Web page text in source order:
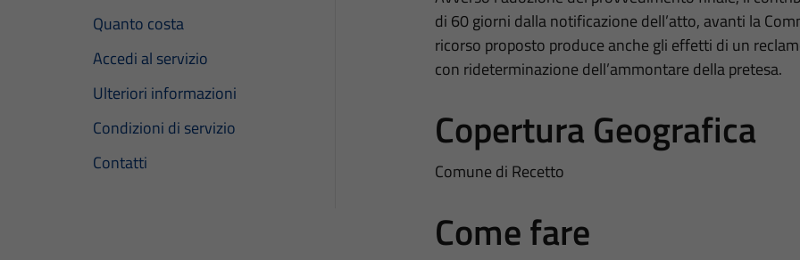
Quanto costa
Accedi al servizio
Ulteriori informazioni
Condizioni di servizio
Contatti
di 60 giorni dalla notificazione dell’atto, avanti la
ricorso proposto produce anche gli effetti di un
con rideterminazione dell’ammontare della pretesa.
Copertura Geografica
Comune di Recetto
Come fare